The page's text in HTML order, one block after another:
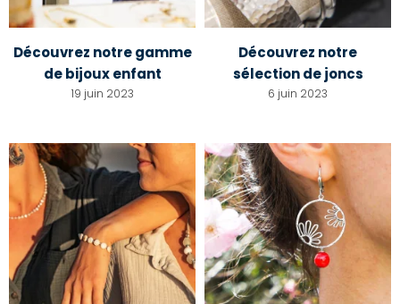
Découvrez notre gamme
de bijoux enfant
19 juin 2023
Découvrez notre
sélection de joncs
6 juin 2023